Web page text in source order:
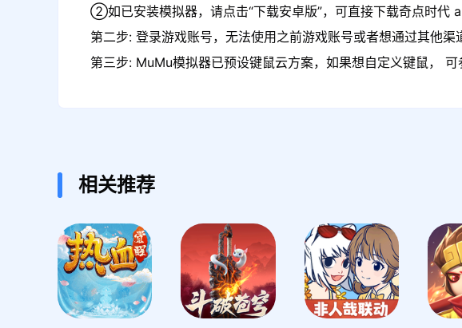
②如已安装模拟器，请点击“下载安卓版”，可直接下载奇点时代
第二步: 登录游戏账号，无法使用之前游戏账号或者想通过其他
第三步: MuMu模拟器已预设键鼠云方案，如果想自定义键鼠， 可
相关推荐